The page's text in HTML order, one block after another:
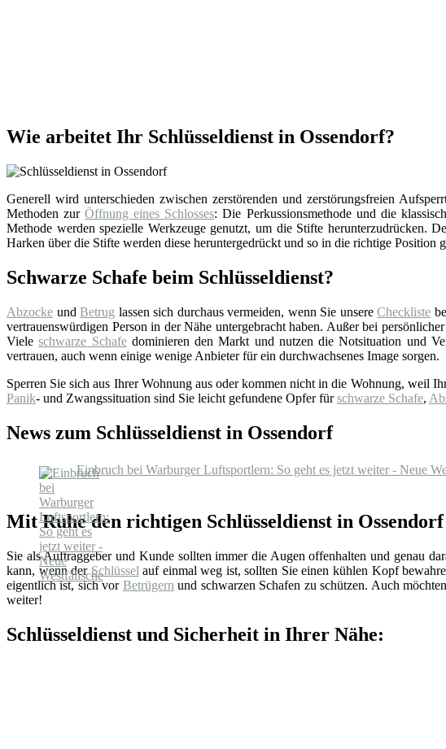
Wie arbeitet Ihr Schlüsseldienst in Ossendorf?
Generell wird unterschieden zwischen zerstörenden und zerstörungsfreien
Methoden zurÖffnung eines Schlosses: Die Perkussionsmethode und die
Methode werden spezielle Werkzeuge genutzt, um die Stifte herunterzudrücken.
Harken über die Stifte werden diese heruntergedrückt und so in die richtige Position
Schwarze Schafe beim Schlüsseldienst?
Abzocke undBetrug lassen sich durchaus vermeiden, wenn Sie unsereCheckliste
vertrauenswürdigen Person in der Nähe untergebracht haben. Außer bei
Vieleschwarze Schafedominieren den Markt und nutzen die Notsituation und
vertrauen, auch wenn einige wenige Anbieter für ein durchwachsenes Image sorgen.
Sperren Sie sich aus Ihrer Wohnung aus oder kommen nicht in die Wohnung, weil
Panik- und Zwangssituation sind Sie leicht gefundene Opfer fürschwarze Schafe,
News zum Schlüsseldienst in Ossendorf
Einbruch bei Warburger Luftsportlern: So geht es jetzt weiter - Neue
Mit Ruhe den richtigen Schlüsseldienst in Ossendorf
Sie als Auftraggeber und Kunde sollten immer die Augen offenhalten und genau
kann, wenn derSchlüssel auf einmal weg ist, sollten Sie einen kühlen Kopf
eigentlich ist, sich vor Betrügern und schwarzen Schafen zu schützen. Auch
weiter!
Schlüsseldienst und Sicherheit in Ihrer Nähe: